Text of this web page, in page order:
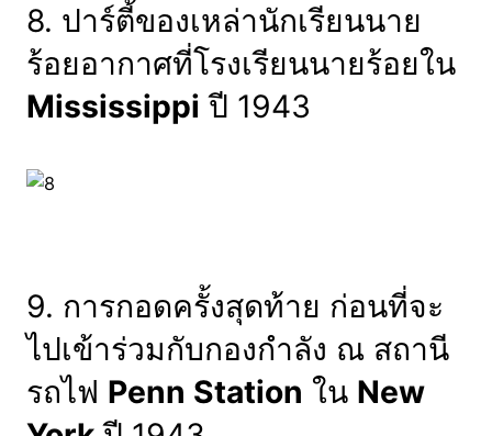
8. ปาร์ตี้ของเหล่านักเรียนนาย
ร้อยอากาศที่โรงเรียนนายร้อยใน
Mississippi ปี 1943
9. การกอดครั้งสุดท้าย ก่อนที่จะ
ไปเข้าร่วมกับกองกำลัง ณ สถานี
รถไฟ Penn Station ใน New